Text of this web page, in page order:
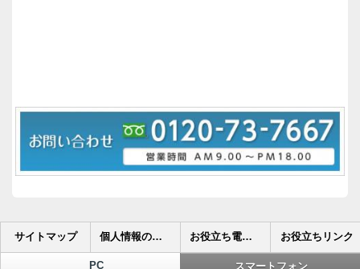
サイトマップ 個人情報の取り扱いについて お役立ち電話帳 お役立ちリンク
PC